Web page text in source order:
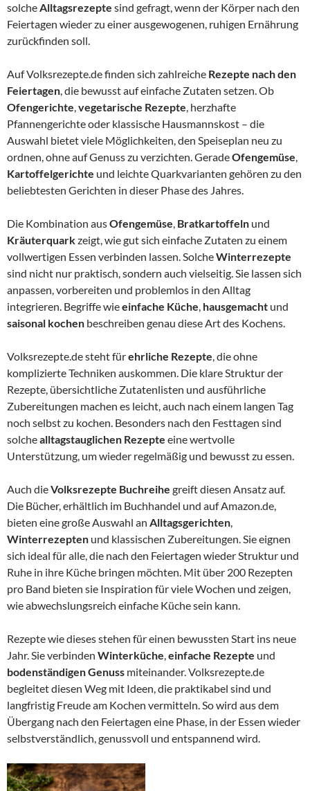
solcheAlltagsrezepte sind gefragt, wenn der Körper nach den
Feiertagen wieder zu einer ausgewogenen, ruhigen Ernährung
zurückfinden soll.
Auf Volksrezepte.de finden sich zahlreiche Rezepte nach den
Feiertagen, die bewusst auf einfache Zutaten setzen. Ob
Ofengerichte,vegetarische Rezepte, herzhafte
Pfannengerichte oder klassische Hausmannskost – die
Auswahl bietet viele Möglichkeiten, den Speiseplan neu zu
ordnen, ohne auf Genuss zu verzichten. GeradeOfengemüse,
Kartoffelgerichte und leichte Quarkvarianten gehören zu den
beliebtesten Gerichten in dieser Phase des Jahres.
Die Kombination ausOfengemüse, Bratkartoffeln und
Kräuterquarkzeigt, wie gut sich einfache Zutaten zu einem
vollwertigen Essen verbinden lassen. SolcheWinterrezepte
sind nicht nur praktisch, sondern auch vielseitig. Sie lassen sich
anpassen, vorbereiten und problemlos in den Alltag
integrieren. Begriffe wieeinfache Küche, hausgemacht und
saisonal kochen beschreiben genau diese Art des Kochens.
Volksrezepte.de steht fürehrliche Rezepte, die ohne
komplizierte Techniken auskommen. Die klare Struktur der
Rezepte, übersichtliche Zutatenlisten und ausführliche
Zubereitungen machen es leicht, auch nach einem langen Tag
noch selbst zu kochen. Besonders nach den Festtagen sind
solchealltagstauglichen Rezepte eine wertvolle
Unterstützung, um wieder regelmäßig und bewusst zu essen.
Auch dieVolksrezepte Buchreihe greift diesen Ansatz auf.
Die Bücher, erhältlich im Buchhandel und auf Amazon.de,
bieten eine große Auswahl an Alltagsgerichten,
Winterrezepten und klassischen Zubereitungen. Sie eignen
sich ideal für alle, die nach den Feiertagen wieder Struktur und
Ruhe in ihre Küche bringen möchten. Mit über 200 Rezepten
pro Band bieten sie Inspiration für viele Wochen und zeigen,
wie abwechslungsreich einfache Küche sein kann.
Rezepte wie dieses stehen für einen bewussten Start ins neue
Jahr. Sie verbinden Winterküche,einfache Rezepte und
bodenständigen Genuss miteinander. Volksrezepte.de
begleitet diesen Weg mit Ideen, die praktikabel sind und
langfristig Freude am Kochen vermitteln. So wird aus dem
Übergang nach den Feiertagen eine Phase, in der Essen wieder
selbstverständlich, genussvoll und entspannend wird.